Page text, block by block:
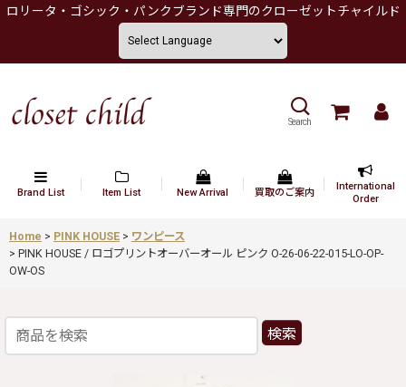
ロリータ・ゴシック・パンクブランド専門のクローゼットチャイルド
Search
Brand List Item List New Arrival 買取のご案内
International
Order
Home > PINK HOUSE > ワンピース
> PINK HOUSE / ロゴプリントオーバーオール ピンク O-26-06-22-015-LO-OP-
OW-OS
検索